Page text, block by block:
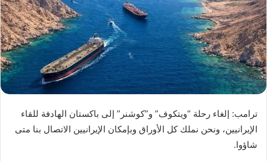
ترامب: إلغاء رحلة “ويتكوف” و”كوشنر” إلى باكستان الهادفة للقاء
الإيرانيين، ونحن نملك كل الأوراق وبإمكان الإيرانيين الاتصال بنا متى
شاؤوا.